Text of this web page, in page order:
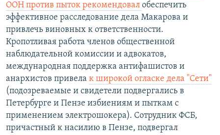
ООН против пыток рекомендовал обеспечить
эффективное расследование дела Макарова и
привлечь виновных к ответственности.
Кропотливая работа членов общественной
наблюдательной комиссии и адвокатов,
международная поддержка антифашистов и
анархистов привела к широкой огласке дела "Сети"
(подозреваемые и свидетели подвергались в
Петербурге и Пензе избиениям и пыткам с
применением электрошокера). Сотрудник ФСБ,
причастный к насилию в Пензе, подвергал